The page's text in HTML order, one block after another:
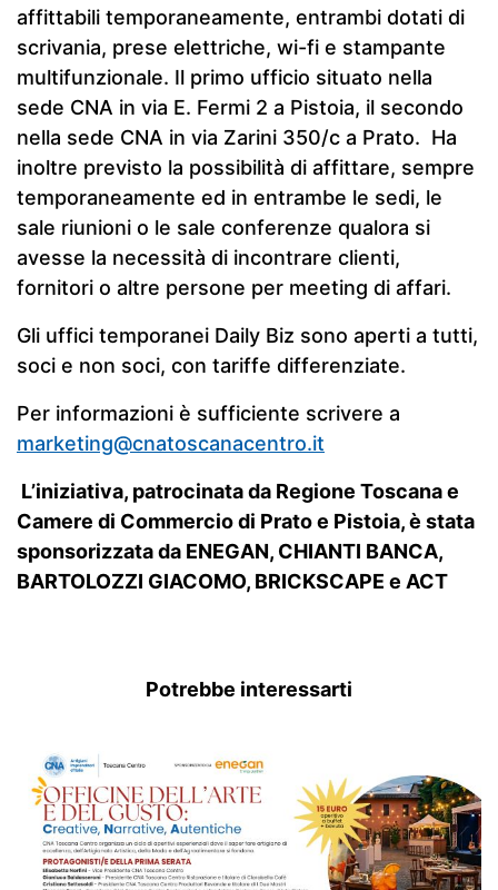
affittabili temporaneamente, entrambi dotati di
scrivania, prese elettriche, wi-fi e stampante
multifunzionale. Il primo ufficio situato nella
sede CNA in via E. Fermi 2 a Pistoia, il secondo
nella sede CNA in via Zarini 350/c a Prato. Ha
inoltre previsto la possibilità di affittare, sempre
temporaneamente ed in entrambe le sedi, le
sale riunioni o le sale conferenze qualora si
avesse la necessità di incontrare clienti,
fornitori o altre persone per meeting di affari.
Gli uffici temporanei Daily Biz sono aperti a tutti,
soci e non soci, con tariffe differenziate.
Per informazioni è sufficiente scrivere a
marketing@cnatoscanacentro.it
L’iniziativa, patrocinata da Regione Toscana e
Camere di Commercio di Prato e Pistoia, è stata
sponsorizzata da ENEGAN, CHIANTI BANCA,
BARTOLOZZI GIACOMO, BRICKSCAPE e ACT
Potrebbe interessarti